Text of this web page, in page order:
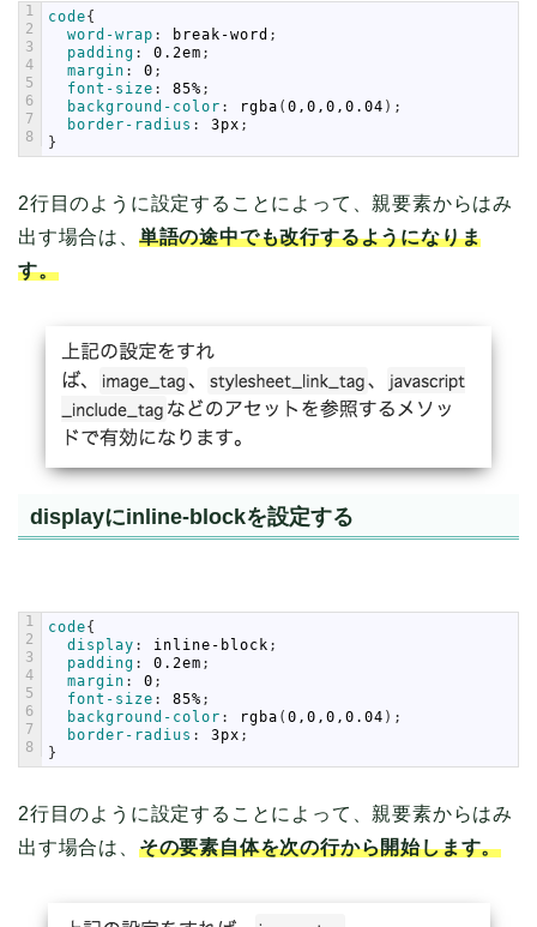
1
2
3
4
5
6
7
8
code{
word-wrap : break-word ;
padding : 0.2em ;
margin : 0 ;
font-size : 85% ;
background-color : rgba ( 0,0,0,0.04 ) ;
border-radius : 3px ;
}
2行目のように設定することによって、親要素からはみ
出す場合は、 単語の途中でも改行するようになりま
す。
displayにinline-blockを設定する
1
2
3
4
5
6
7
8
code{
display : inline-block ;
padding : 0.2em ;
margin : 0 ;
font-size : 85% ;
background-color : rgba ( 0,0,0,0.04 ) ;
border-radius : 3px ;
}
2行目のように設定することによって、親要素からはみ
出す場合は、 その要素自体を次の行から開始します。